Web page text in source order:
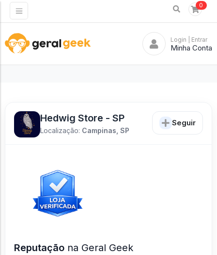
0
Login | Entrar
Minha Conta
Hedwig Store - SP
Localização: Campinas, SP
Seguir
Reputação na Geral Geek